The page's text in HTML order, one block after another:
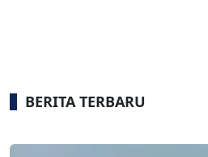
BERITA TERBARU